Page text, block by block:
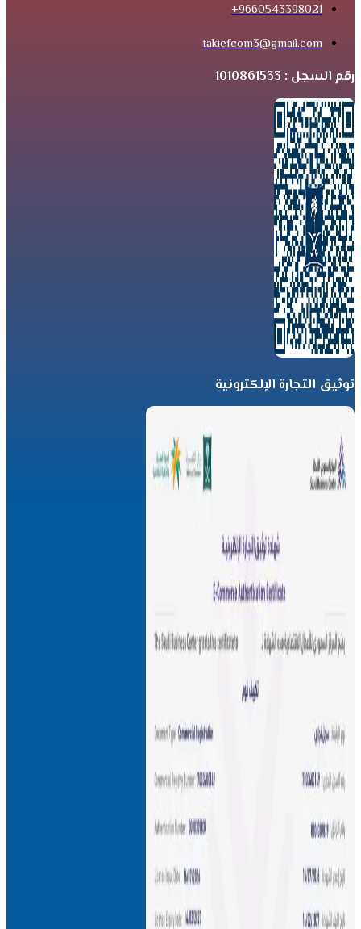
9660543398021+
takiefcom3@gmail.com
رقم السجل : 1010861533
توثيق التجارة الإلكترونية